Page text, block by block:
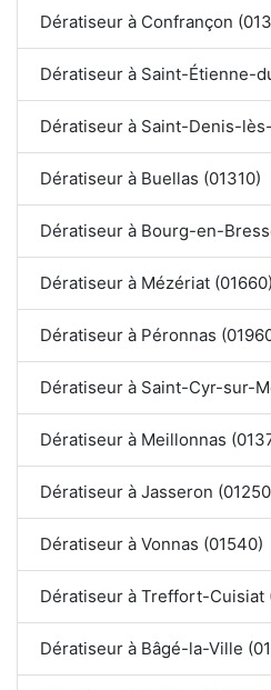
Dératiseur à Confrançon
Dératiseur à Saint-Étienne-
Dératiseur à Saint-Denis-
Dératiseur à Buellas (01310)
Dératiseur à Bourg-en-
Dératiseur à Mézériat (01660)
Dératiseur à Péronnas
Dératiseur à Saint-Cyr-sur-
Dératiseur à Meillonnas
Dératiseur à Jasseron
Dératiseur à Vonnas (01540)
Dératiseur à Treffort-Cuisiat
Dératiseur à Bâgé-la-Ville